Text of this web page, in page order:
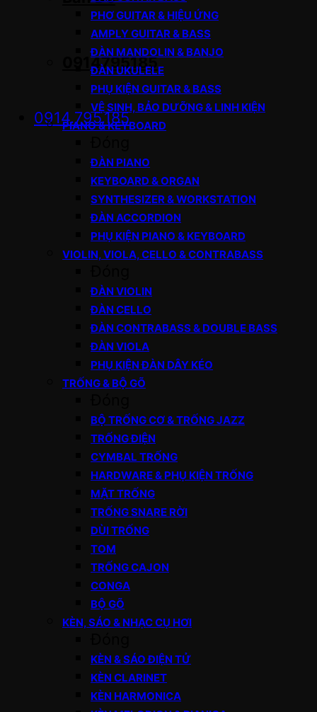
0914795185
0914.795.185
PHƠ GUITAR & HIỆU ỨNG
AMPLY GUITAR & BASS
ĐÀN MANDOLIN & BANJO
ĐÀN UKULELE
PHỤ KIỆN GUITAR & BASS
VỆ SINH, BẢO DƯỠNG & LINH KIỆN
PIANO & KEYBOARD
ĐÀN PIANO
KEYBOARD & ORGAN
SYNTHESIZER & WORKSTATION
ĐÀN ACCORDION
PHỤ KIỆN PIANO & KEYBOARD
VIOLIN, VIOLA, CELLO & CONTRABASS
ĐÀN VIOLIN
ĐÀN CELLO
ĐÀN CONTRABASS & DOUBLE BASS
ĐÀN VIOLA
PHỤ KIỆN ĐÀN DÂY KÉO
TRỐNG & BỘ GÕ
BỘ TRỐNG CƠ & TRỐNG JAZZ
TRỐNG ĐIỆN
CYMBAL TRỐNG
HARDWARE & PHỤ KIỆN TRỐNG
MẶT TRỐNG
TRỐNG SNARE RỜI
DÙI TRỐNG
TOM
TRỐNG CAJON
CONGA
BỘ GÕ
KÈN, SÁO & NHẠC CỤ HƠI
KÈN & SÁO ĐIỆN TỬ
KÈN CLARINET
KÈN HARMONICA